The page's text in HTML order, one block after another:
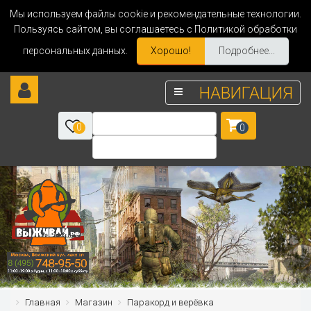
Мы используем файлы cookie и рекомендательные технологии.
Пользуясь сайтом, вы соглашаетесь с Политикой обработки
персональных данных.
Хорошо! Подробнее...
НАВИГАЦИЯ
0 0
Главная Магазин
Паракорд и верёвка